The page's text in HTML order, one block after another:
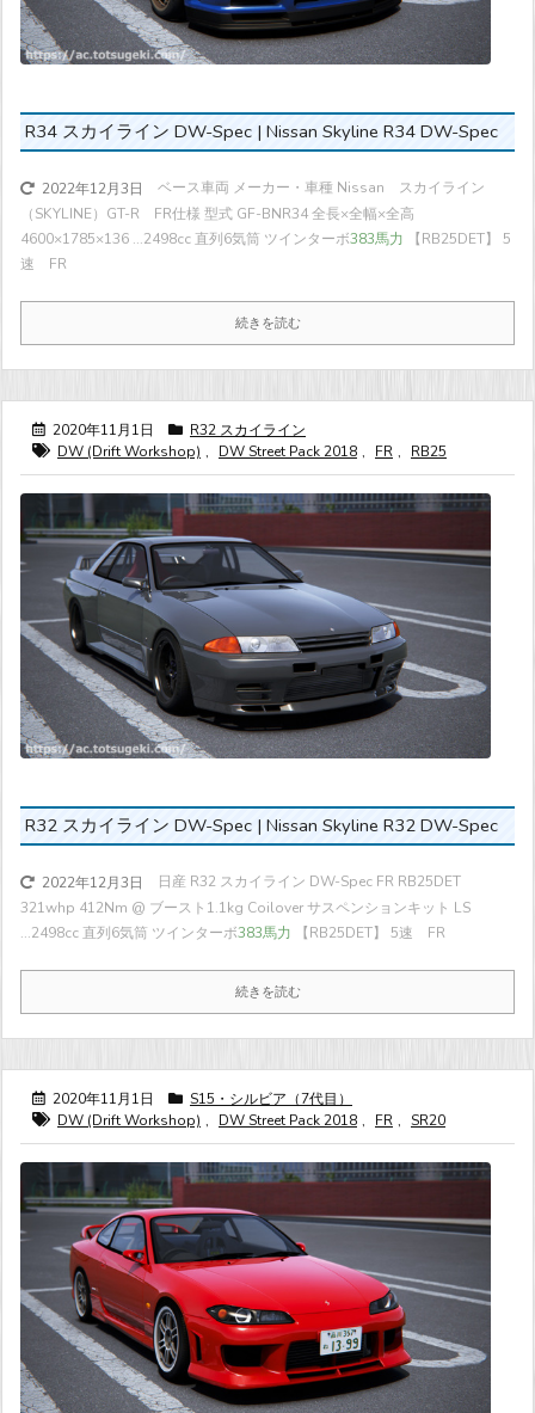
R34 スカイライン DW-Spec | Nissan Skyline R34 DW-Spec
2022年12月3日
ベース車両 メーカー・車種 Nissan スカイライン
（SKYLINE）GT-R FR仕様 型式 GF-BNR34 全長×全幅×全高
4600×1785×136 ...2498cc 直列6気筒 ツインターボ383馬力 【RB25DET】 5
速 FR
続きを読む
2020年11月1日
R32 スカイライン
DW (Drift Workshop) , DW Street Pack 2018 , FR , RB25
R32 スカイライン DW-Spec | Nissan Skyline R32 DW-Spec
2022年12月3日
日産 R32 スカイライン DW-Spec FR RB25DET
321whp 412Nm @ ブースト1.1kg Coilover サスペンションキット LS
...2498cc 直列6気筒 ツインターボ383馬力 【RB25DET】 5速 FR
続きを読む
2020年11月1日
S15・シルビア（7代目）
DW (Drift Workshop) , DW Street Pack 2018 , FR , SR20